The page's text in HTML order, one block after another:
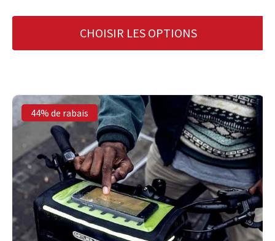
CHOISIR LES OPTIONS
44% de rabais